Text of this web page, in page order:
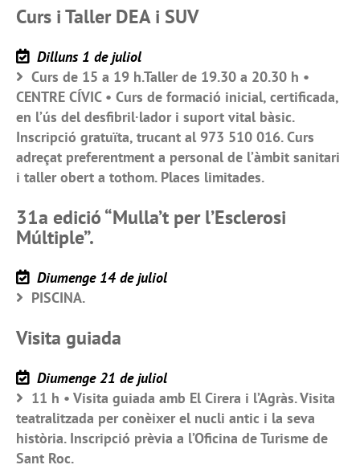
Curs i Taller DEA i SUV
Dilluns 1 de juliol
Curs de 15 a 19 h.Taller de 19.30 a 20.30 h •
CENTRE CÍVIC • Curs de formació inicial, certificada,
en l’ús del desfibril·lador i suport vital bàsic.
Inscripció gratuïta, trucant al 973 510 016. Curs
adreçat preferentment a personal de l’àmbit sanitari
i taller obert a tothom. Places limitades.
31a edició “Mulla’t per l’Esclerosi
Múltiple”.
Diumenge 14 de juliol
PISCINA.
Visita guiada
Diumenge 21 de juliol
11 h • Visita guiada amb El Cirera i l’Agràs. Visita
teatralitzada per conèixer el nucli antic i la seva
història. Inscripció prèvia a l’Oficina de Turisme de
Sant Roc.